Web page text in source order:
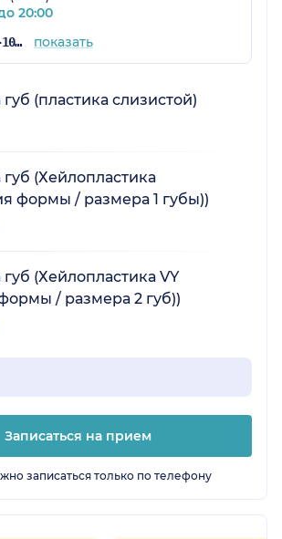
, медсестра Ольга- чудо-
Сергея Сергеевича я
исполнить мечту. я очень
прошло отлично и я на 100%
20:00
+7 (495) 182-10-54 показать
губ (пластика слизистой)
губ (Хейлопластика
формы / размера 1 губы))
губ (Хейлопластика VY
/ размера 2 губ))
Записаться на прием
записаться только по телефону